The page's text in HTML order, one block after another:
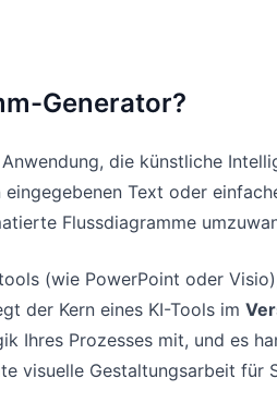
Generator?
die künstliche
Text oder
Flussdiagramme
(wie PowerPoint oder
der Kern eines KI-Tools im
Ihres Prozesses mit, und es
visuelle Gestaltungsarbeit für